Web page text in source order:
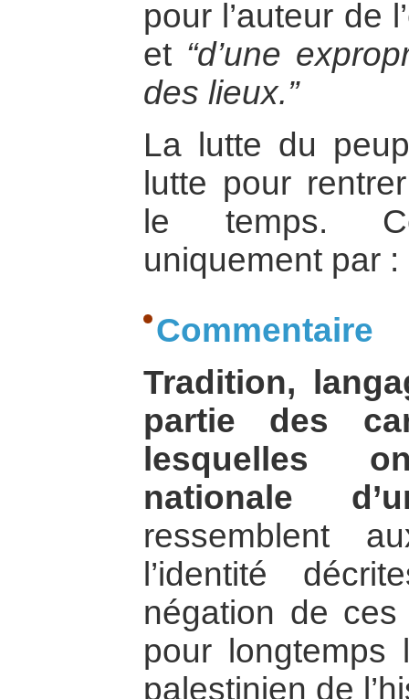
pour l’auteur de
et “d’une
des lieux.”
La lutte du
lutte pour
le temps.
uniquement par :
Commentaire
Tradition,
partie des
lesquelles
nationale
ressemblent
l’identité
négation de
pour longtemps
palestinien de